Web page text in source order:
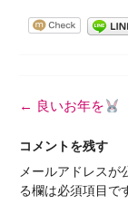
投
ナ
ビ
ゲ
← 良いお年を
コメントを残す
メールアドレスが
る欄は必須項目で